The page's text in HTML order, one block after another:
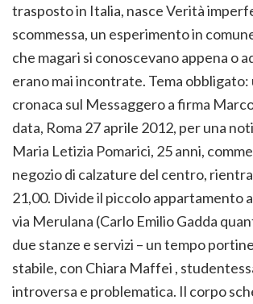
trasposto in Italia, nasce Verità
scommessa, un esperimento in
che magari si conoscevano appena o
erano mai incontrate. Tema obbligato:
cronaca sul Messaggero a firma
data, Roma 27 aprile 2012, per una
Maria Letizia Pomarici, 25 anni,
negozio di calzature del centro, rientra
21,00. Divide il piccolo appartamento
via Merulana (Carlo Emilio Gadda
due stanze e servizi – un tempo
stabile, con Chiara Maffei ,
introversa e problematica. Il corpo